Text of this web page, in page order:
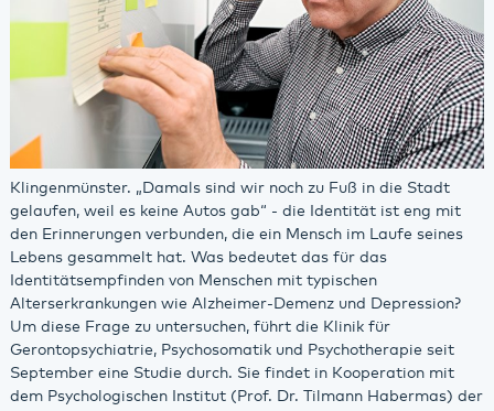
Klingenmünster. „Damals sind wir noch zu Fuß in die Stadt
gelaufen, weil es keine Autos gab“ - die Identität ist eng mit
den Erinnerungen verbunden, die ein Mensch im Laufe seines
Lebens gesammelt hat. Was bedeutet das für das
Identitätsempfinden von Menschen mit typischen
Alterserkrankungen wie Alzheimer-Demenz und Depression?
Um diese Frage zu untersuchen, führt die Klinik für
Gerontopsychiatrie, Psychosomatik und Psychotherapie seit
September eine Studie durch. Sie findet in Kooperation mit
dem Psychologischen Institut (Prof. Dr. Tilmann Habermas) der